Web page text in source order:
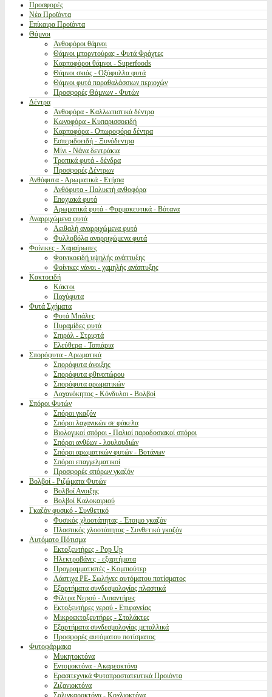
Προσφορές
Νέα Προϊόντα
Επίκαιρα Προϊόντα
Θάμνοι
Ανθοφόροι θάμνοι
Θάμνοι μπορντούρας - Φυτά Φράχτες
Καρποφόροι θάμνοι - Superfoods
Θάμνοι σκιάς - Οξύφυλλα φυτά
Θάμνοι φυτά παραθαλάσσιων περιοχών
Προσφορές Θάμνων - Φυτών
Δέντρα
Ανθοφόρα - Καλλωπιστικά δέντρα
Κωνοφόρα - Κυπαρισσοειδή
Καρποφόρα - Οπωροφόρα δέντρα
Εσπεριδοειδή - Ξυνόδεντρα
Μίνι - Νάνα δεντράκια
Τροπικά φυτά - δένδρα
Προσφορές Δέντρων
Ανθόφυτα - Αρωματικά - Ετήσια
Ανθόφυτα - Πολυετή ανθοφόρα
Εποχιακά φυτά
Αρωματικά φυτά - Φαρμακευτικά - Βότανα
Αναρριχώμενα φυτά
Αειθαλή αναρριχώμενα φυτά
Φυλλοβόλα αναρριχώμενα φυτά
Φοίνικες - Χαμαίρωπες
Φοινικοειδή υψηλής ανάπτυξης
Φοίνικες νάνοι - χαμηλής ανάπτυξης
Κακτοειδή
Κάκτοι
Παχύφυτα
Φυτά Σχήματα
Φυτά Μπάλες
Πυραμίδες φυτά
Σπιράλ - Στριφτά
Ελεύθερα - Τοπιάρια
Σπορόφυτα - Αρωματικά
Σπορόφυτα άνοιξης
Σπορόφυτα φθινοπώρου
Σπορόφυτα αρωματικών
Λαχανόκηπος - Κόνδυλοι - Βολβοί
Σπόροι Φυτών
Σπόροι γκαζόν
Σπόροι λαχανικών σε φάκελα
Βιολογικοί σπόροι - Παλιοί παραδοσιακοί σπόροι
Σπόροι ανθέων - λουλουδιών
Σπόροι αρωματικών φυτών - Βοτάνων
Σπόροι επαγγελματικοί
Προσφορές σπόρων γκαζόν
Βολβοί - Ριζώματα Φυτών
Βολβοί Ανοιξης
Βολβοί Καλοκαιριού
Γκαζόν φυσικό - Συνθετικό
Φυσικός χλοοτάπητας - Έτοιμο γκαζόν
Πλαστικός χλοοτάπητας - Συνθετικό γκαζόν
Αυτόματο Πότισμα
Εκτοξευτήρες - Pop Up
Ηλεκτροβάνες - εξαρτήματα
Προγραμματιστές - Κομπιούτερ
Λάστιχα PE- Σωλήνες αυτόματου ποτίσματος
Εξαρτήματα συνδεσμολογίας πλαστικά
Φίλτρα Νερού - Λιπαντήρες
Εκτοξευτήρες νερού - Επιφανείας
Μικροεκτοξευτήρες - Σταλάκτες
Εξαρτήματα συνδεσμολογίας μεταλλικά
Προσφορές αυτόματου ποτίσματος
Φυτοφάρμακα
Μυκητοκτόνα
Εντομοκτόνα - Ακαρεοκτόνα
Ερασιτεχνικά Φυτοπροστατευτικά Προιόντα
Ζιζανιοκτόνα
Σαλιγκαροκτόνα - Κοχλιοκτόνα